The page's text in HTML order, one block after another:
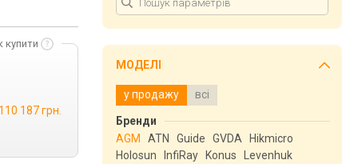
купити
187 грн.
МОДЕЛІ
у продажу всі
Бренди
AGM
ATN Guide GVDA
Hikmicro
Holosun
InfiRay Konus
Levenhuk